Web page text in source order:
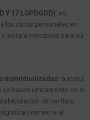
Y 17 LOPDGDD): en
los datos personales en
lectura mecánica para su
individualizadas: puedes
basen únicamente en el
de perfiles,
al